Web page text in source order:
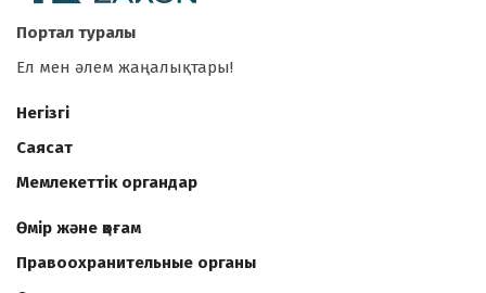
Портал туралы
Ел мен әлем жаңалықтары!
Негізгі
Саясат
Мемлекеттік органдар
Өмір және қоғам
Правоохранительные органы